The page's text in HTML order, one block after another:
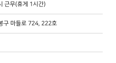
근무(휴게 1시간)
구 마들로 724, 222호